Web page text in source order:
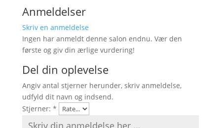
Anmeldelser
Skriv en anmeldelse
Ingen har anmeldt denne salon endnu. Vær den
første og giv din ærlige vurdering!
Del din oplevelse
Angiv antal stjerner herunder, skriv anmeldelse,
udfyld dit navn og indsend.
Stjerner: *